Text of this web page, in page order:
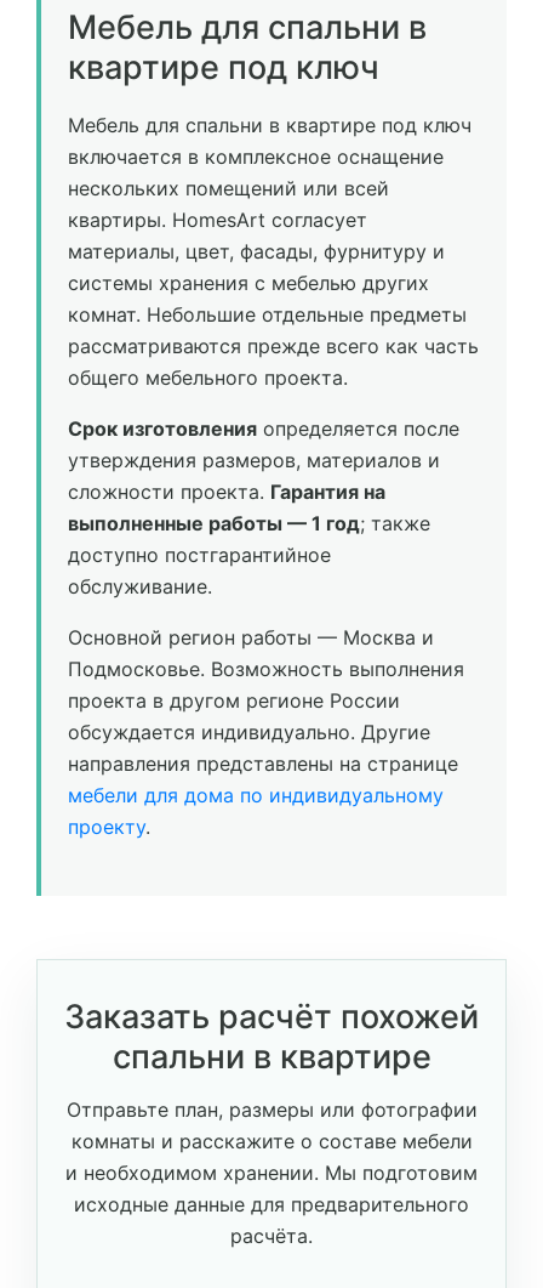
Мебель для спальни в
квартире под ключ
Мебель для спальни в квартире под ключ
включается в комплексное оснащение
нескольких помещений или всей
квартиры. HomesArt согласует
материалы, цвет, фасады, фурнитуру и
системы хранения с мебелью других
комнат. Небольшие отдельные предметы
рассматриваются прежде всего как часть
общего мебельного проекта.
Срок изготовления определяется после
утверждения размеров, материалов и
сложности проекта. Гарантия на
выполненные работы — 1 год; также
доступно постгарантийное
обслуживание.
Основной регион работы — Москва и
Подмосковье. Возможность выполнения
проекта в другом регионе России
обсуждается индивидуально. Другие
направления представлены на странице
мебели для дома по индивидуальному
проекту.
Заказать расчёт похожей
спальни в квартире
Отправьте план, размеры или фотографии
комнаты и расскажите о составе мебели
и необходимом хранении. Мы подготовим
исходные данные для предварительного
расчёта.